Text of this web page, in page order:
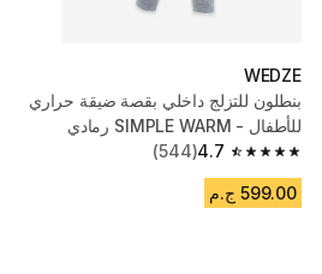
WEDZE
بنطلون للتزلج داخلي بقصة ضيقة حراري
للأطفال - SIMPLE WARM رمادي
4.7
4.7 out of 5 stars from 544 reviews
(544)
599.00 ج.م